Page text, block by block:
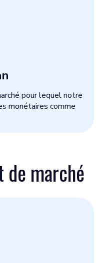
pour lequel notre
monétaires comme
marché